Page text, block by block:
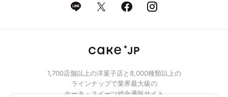
1,700店舗以上の洋菓子店と8,000種類以上の
ラインナップで業界最大級の
ケーキ・スイーツ総合通販サイト